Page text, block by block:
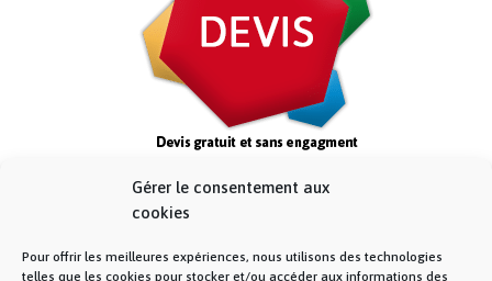
Gérer le consentement aux
cookies
Pour offrir les meilleures expériences, nous utilisons des technologies
telles que les cookies pour stocker et/ou accéder aux informations des